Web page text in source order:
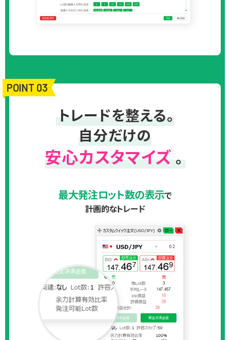
POINT 03
トレードを整える。
自分だけの
安心カスタマイズ。
最大発注ロット数の表示で
計画的なトレード